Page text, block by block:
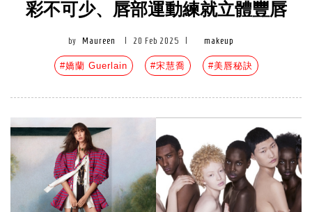
彩不可少、唇部運動練就立體豐唇
by Maureen 20 Feb 2025 makeup
#嬌蘭 Guerlain #宋慧喬 #美唇秘訣